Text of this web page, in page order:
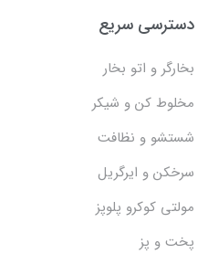
دسترسی سریع
بخارگر و اتو بخار
مخلوط کن و شیکر
شستشو و نظافت
سرخکن و ایرگریل
مولتی کوکرو پلوپز
پخت و پز